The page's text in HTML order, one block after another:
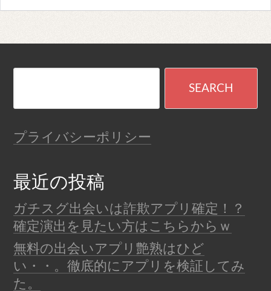
プライバシーポリシー
最近の投稿
ガチスグ出会いは詐欺アプリ確定！？
確定演出を見たい方はこちらからｗ
無料の出会いアプリ艶熟はひど
い・・。徹底的にアプリを検証してみ
た。